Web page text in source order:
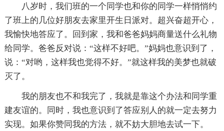
八岁时，我们班的一个同学也和你的同学一样悄悄约
了班上的几位好朋友去家里开生日派对。超兴奋超开心，
我愉快地答应了。回到家，我和爸爸妈妈商量送什么礼物
给同学。爸爸反对说：“这样不好吧。”妈妈也意识到了，
说：“对哟，这样我也觉得不好。”就这样我的美梦也就破
灭了。
我的朋友也不和我完了，我就是靠这个办法和同学重
建友谊的。同时，我也意识到了答应别人的就一定去努力
实现。如果你赞同我的方法，就不妨大胆地去试一下。